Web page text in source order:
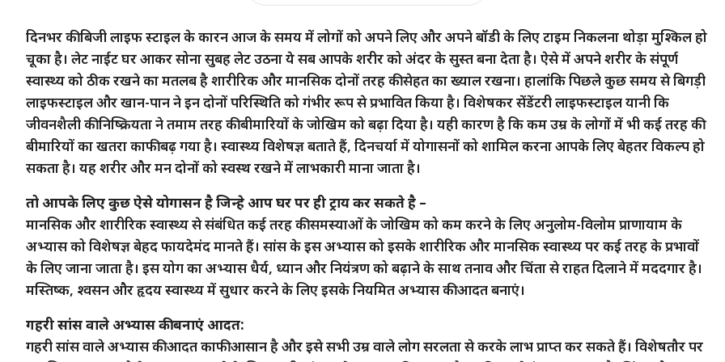
दिनभर की बिजी लाइफ स्टाइल के कारन आज के समय में लोगों को अपने लिए और अपने बॉडी के लिए टाइम निकलना थोड़ा मुश्किल हो
चूका है। लेट नाईट घर आकर सोना सुबह लेट उठना ये सब आपके शरीर को अंदर के सुस्त बना देता है। ऐसे में अपने शरीर के संपूर्ण
स्वास्थ्य को ठीक रखने का मतलब है शारीरिक और मानसिक दोनों तरह की सेहत का ख्याल रखना। हालांकि पिछले कुछ समय से बिगड़ी
लाइफस्टाइल और खान-पान ने इन दोनों परिस्थिति को गंभीर रूप से प्रभावित किया है। विशेषकर सेंडेंटरी लाइफस्टाइल यानी कि
जीवनशैली की निष्क्रियता ने तमाम तरह की बीमारियों के जोखिम को बढ़ा दिया है। यही कारण है कि कम उम्र के लोगों में भी कई तरह की
बीमारियों का खतरा काफी बढ़ गया है। स्वास्थ्य विशेषज्ञ बताते हैं, दिनचर्या में योगासनों को शामिल करना आपके लिए बेहतर विकल्प हो
सकता है। यह शरीर और मन दोनों को स्वस्थ रखने में लाभकारी माना जाता है।
तो आपके लिए कुछ ऐसे योगासन है जिन्हे आप घर पर ही ट्राय कर सकते है –
मानसिक और शारीरिक स्वास्थ्य से संबंधित कई तरह की समस्याओं के जोखिम को कम करने के लिए अनुलोम-विलोम प्राणायाम के
अभ्यास को विशेषज्ञ बेहद फायदेमंद मानते हैं। सांस के इस अभ्यास को इसके शारीरिक और मानसिक स्वास्थ्य पर कई तरह के प्रभावों
के लिए जाना जाता है। इस योग का अभ्यास धैर्य, ध्यान और नियंत्रण को बढ़ाने के साथ तनाव और चिंता से राहत दिलाने में मददगार है।
मस्तिष्क, श्वसन और हृदय स्वास्थ्य में सुधार करने के लिए इसके नियमित अभ्यास की आदत बनाएं।
गहरी सांस वाले अभ्यास की बनाएं आदत:
गहरी सांस वाले अभ्यास की आदत काफी आसान है और इसे सभी उम्र वाले लोग सरलता से करके लाभ प्राप्त कर सकते हैं। विशेषतौर पर